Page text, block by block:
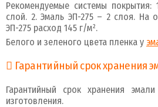
Рекомендуемые системы покрытия:
слой. 2. Эмаль ЭП-275 – 2 слоя. На
ЭП-275 расход 145 г/м².
Белого и зеленого цвета пленка у
Гарантийный срок хранения
Гарантийный срок хранения
изготовления.